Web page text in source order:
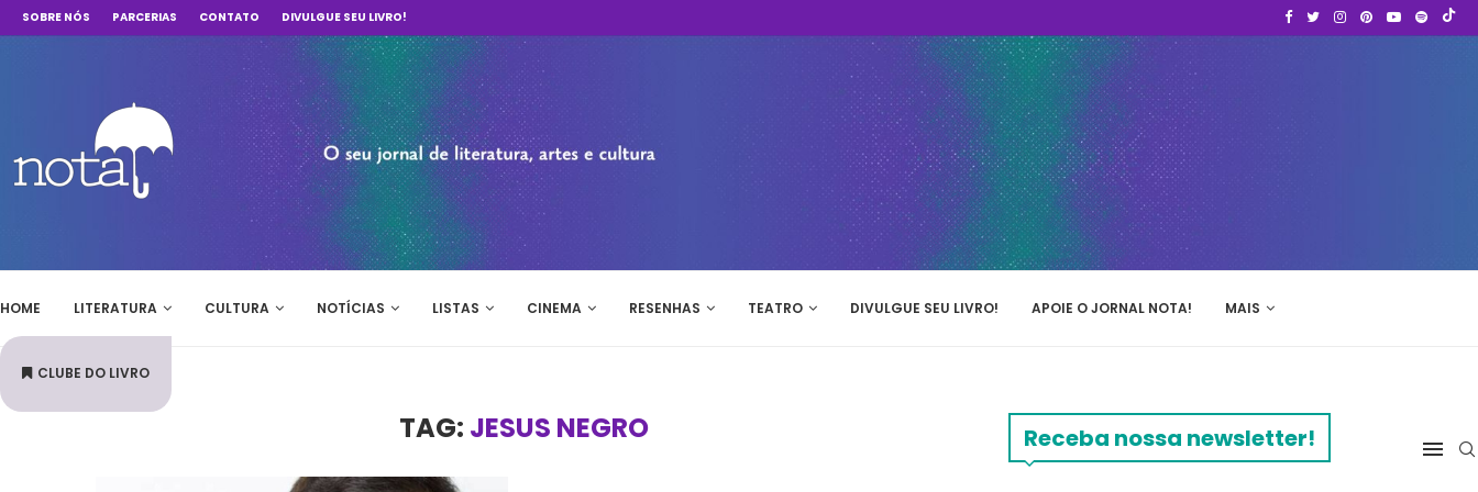
SOBRE NÓS PARCERIAS CONTATO DIVULGUE SEU LIVRO!
HOME LITERATURA CULTURA NOTÍCIAS LISTAS CINEMA RESENHAS TEATRO DIVULGUE SEU LIVRO! APOIE O JORNAL NOTA! MAIS
CLUBE DO LIVRO
TAG: JESUS NEGRO Receba nossa newsletter!